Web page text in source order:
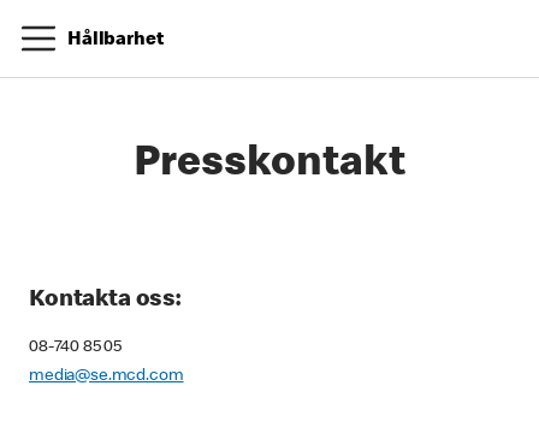
Hållbarhet
Presskontakt
Kontakta oss:
08-740 85 05
media@se.mcd.com